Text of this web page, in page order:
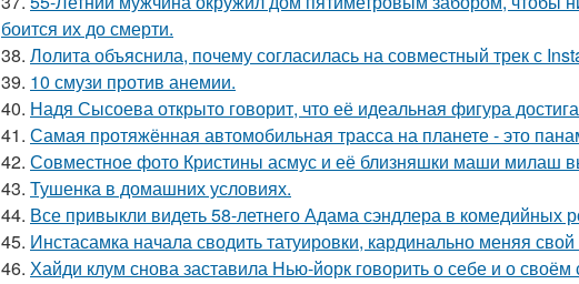
боится их до смерти.
38. Лолита объяснила, почему согласилась на совместный трек с
39. 10 смузи против анемии.
40. Надя Сысоева открыто говорит, что её идеальная фигура
41. Самая протяжённая автомобильная трасса на планете - это
42. Совместное фото Кристины асмус и её близняшки маши милаш
43. Тушенка в домашних условиях.
44. Все привыкли видеть 58-летнего Адама сэндлера в комедийных
45. Инстасамка начала сводить татуировки, кардинально меняя свой
46. Хайди клум снова заставила Нью-йорк говорить о себе и о своём